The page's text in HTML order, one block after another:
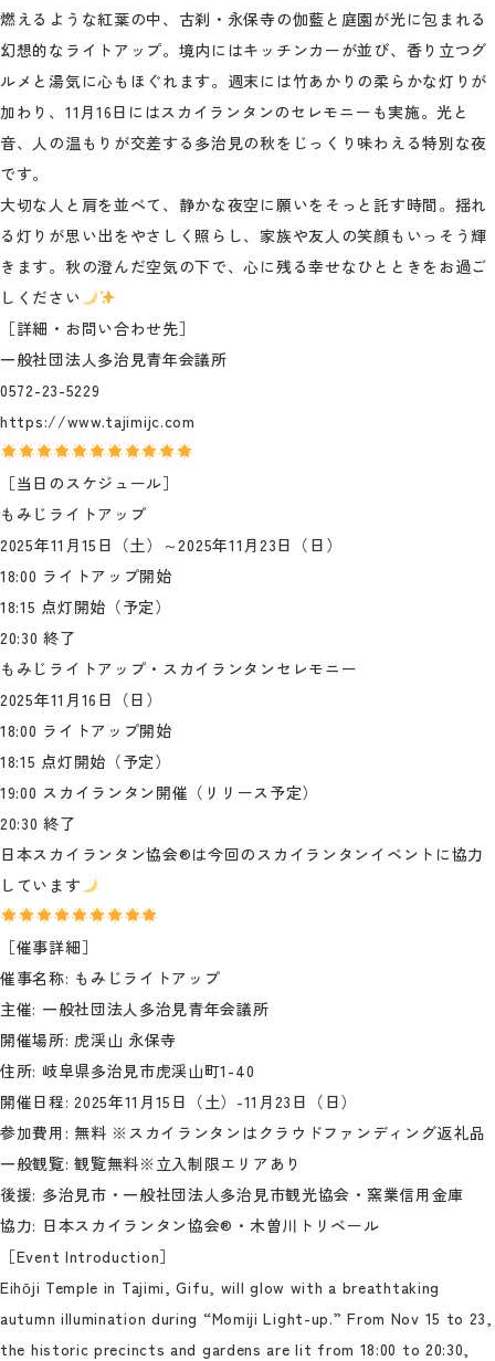
燃えるような紅葉の中、古刹・永保寺の伽藍と庭園が光に包まれる
幻想的なライトアップ。境内にはキッチンカーが並び、香り立つグ
ルメと湯気に心もほぐれます。週末には竹あかりの柔らかな灯りが
加わり、11月16日にはスカイランタンのセレモニーも実施。光と
音、人の温もりが交差する多治見の秋をじっくり味わえる特別な夜
です。
大切な人と肩を並べて、静かな夜空に願いをそっと託す時間。揺れ
る灯りが思い出をやさしく照らし、家族や友人の笑顔もいっそう輝
きます。秋の澄んだ空気の下で、心に残る幸せなひとときをお過ご
しください
［詳細・お問い合わせ先］
一般社団法人多治見青年会議所
0572-23-5229
https://www.tajimijc.com
［当日のスケジュール］
もみじライトアップ
2025年11月15日（土）～2025年11月23日（日）
18:00 ライトアップ開始
18:15 点灯開始（予定）
20:30 終了
もみじライトアップ・スカイランタンセレモニー
2025年11月16日（日）
18:00 ライトアップ開始
18:15 点灯開始（予定）
19:00 スカイランタン開催（リリース予定）
20:30 終了
日本スカイランタン協会®は今回のスカイランタンイベントに協力
しています
［催事詳細］
催事名称: もみじライトアップ
主催: 一般社団法人多治見青年会議所
開催場所: 虎渓山 永保寺
住所: 岐阜県多治見市虎渓山町1-40
開催日程: 2025年11月15日（土）-11月23日（日）
参加費用: 無料 ※スカイランタンはクラウドファンディング返礼品
一般観覧: 観覧無料※立入制限エリアあり
後援: 多治見市・一般社団法人多治見市観光協会・窯業信用金庫
協力: 日本スカイランタン協会®・木曽川トリベール
［Event Introduction］
Eihōji Temple in Tajimi, Gifu, will glow with a breathtaking
autumn illumination during “Momiji Light-up.” From Nov 15 to 23,
the historic precincts and gardens are lit from 18:00 to 20:30,